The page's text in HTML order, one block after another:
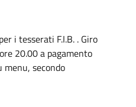
i tesserati F.I.B. . Giro
20.00 a pagamento
menu, secondo